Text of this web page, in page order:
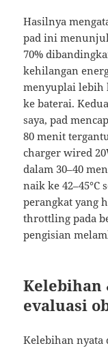
Hasilnya
pad ini
70%
kehilangan
menyuplai lebih
ke baterai.
saya, pad
80 menit
charger wired
dalam 30–40
naik ke 42–45°C
perangkat yang
throttling pada
pengisian
evaluasi
Kelebihan nyata